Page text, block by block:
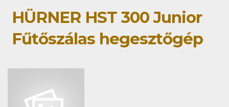
HÜRNER HST 300 Junior
Fűtőszálas hegesztőgép